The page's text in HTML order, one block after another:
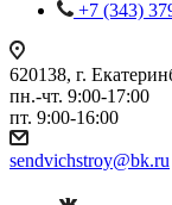
+7 (343)
620138, г.
пн.-чт. 9:00-17:00
пт. 9:00-16:00
sendvichstroy@bk.ru